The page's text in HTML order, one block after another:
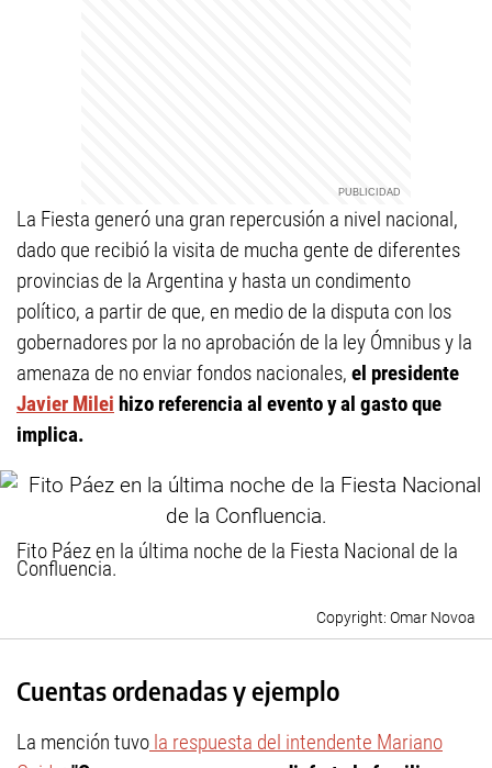
La Fiesta generó una gran repercusión a nivel nacional,
dado que recibió la visita de mucha gente de diferentes
provincias de la Argentina y hasta un condimento
político, a partir de que, en medio de la disputa con los
gobernadores por la no aprobación de la ley Ómnibus y la
amenaza de no enviar fondos nacionales, el presidente
Javier Milei hizo referencia al evento y al gasto que
implica.
Fito Páez en la última noche de la Fiesta Nacional de la
Confluencia.
Omar Novoa
Cuentas ordenadas y ejemplo
La mención tuvo la respuesta del intendente Mariano